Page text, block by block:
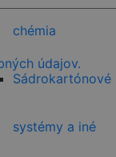
chémia
Sádrokartónové
systémy a iné
údajov.